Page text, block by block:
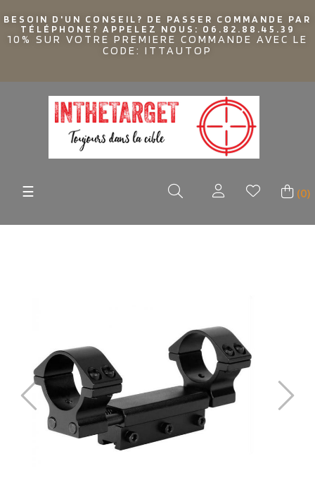
BESOIN D'UN CONSEIL? DE PASSER COMMANDE PAR
TÉLÉPHONE? APPELEZ NOUS: 06.82.88.45.39
10% SUR VOTRE PREMIERE COMMANDE AVEC LE
CODE: ITTAUTOP
Basculer
☰ (0)